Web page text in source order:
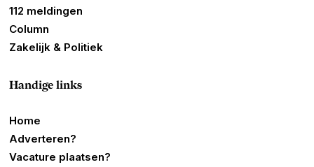
112 meldingen
Column
Zakelijk & Politiek
Handige links
Home
Adverteren?
Vacature plaatsen?